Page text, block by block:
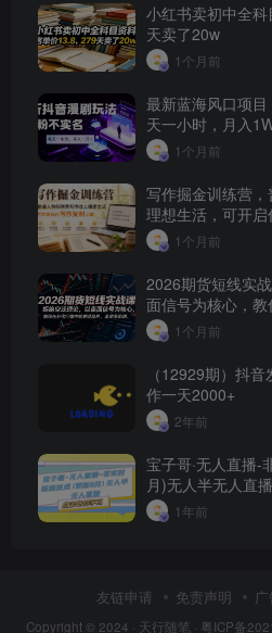
小红书卖初中全
天卖了20w
1个月前
最新蓝海风口项
天一小时，月入
1个月前
写作掘金训练营
理想生活，可开启
月） 1个月前
2026期货短线实
面信号为核心，
种、避诱多陷阱
1个月前
（12929期）抖
作一天2000+
2年前
宝子哥·无人直播-
月)无人半无人直播
1年前
友链申请 免责声明
Copyright © 2024 · 天行随笔 · 粤ICP备